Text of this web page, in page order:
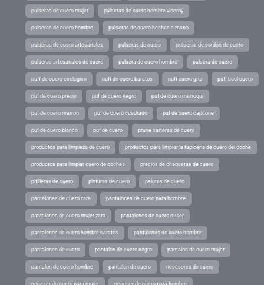
pulseras de cuero mujer pulseras de cuero hombre viceroy
pulseras de cuero hombre pulseras de cuero hechas a mano
pulseras de cuero artesanales pulseras de cuero pulseras de cordon de cuero
pulseras artesanales de cuero pulsera de cuero hombre pulsera de cuero
puff de cuero ecologico puff de cuero baratos puff cuero gris puff baul cuero
puf de cuero precio puf de cuero negro puf de cuero marroqui
puf de cuero marron puf de cuero cuadrado puf de cuero capitone
puf de cuero blanco puf de cuero prune carteras de cuero
productos para limpieza de cuero productos para limpiar la tapiceria de cuero del coche
productos para limpiar cuero de coches precios de chaquetas de cuero
pitilleras de cuero pinturas de cuero pelotas de cuero
pantalones de cuero zara pantalones de cuero para hombre
pantalones de cuero mujer zara pantalones de cuero mujer
pantalones de cuero hombre baratos pantalones de cuero hombre
pantalones de cuero pantalon de cuero negro pantalon de cuero mujer
pantalon de cuero hombre pantalon de cuero neceseres de cuero
neceser de cuero para mujer neceser de cuero para hombre